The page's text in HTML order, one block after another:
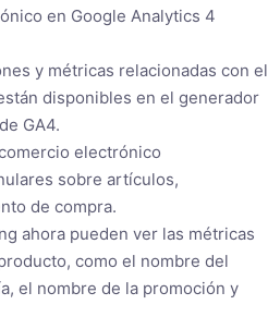
en Google Analytics 4
y métricas relacionadas con el
disponibles en el generador
GA4.
electrónico
sobre artículos,
de compra.
ahora pueden ver las métricas
como el nombre del
el nombre de la promoción y